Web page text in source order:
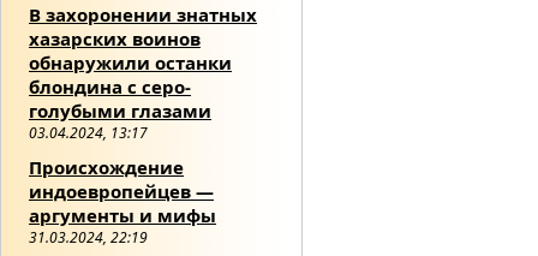
В захоронении знатных
хазарских воинов
обнаружили останки
блондина с серо-
голубыми глазами
03.04.2024, 13:17
Происхождение
индоевропейцев —
аргументы и мифы
31.03.2024, 22:19